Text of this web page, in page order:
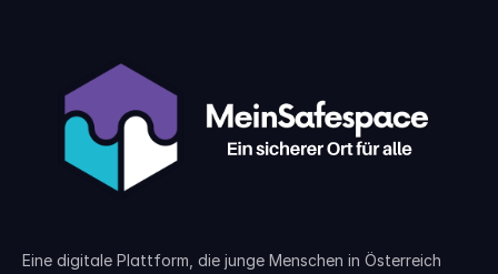
Eine digitale Plattform, die junge Menschen in Österreich